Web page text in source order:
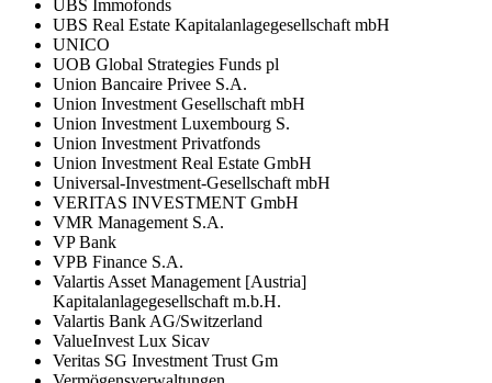
UBS Immofonds
UBS Real Estate Kapitalanlagegesellschaft mbH
UNICO
UOB Global Strategies Funds pl
Union Bancaire Privee S.A.
Union Investment Gesellschaft mbH
Union Investment Luxembourg S.
Union Investment Privatfonds
Union Investment Real Estate GmbH
Universal-Investment-Gesellschaft mbH
VERITAS INVESTMENT GmbH
VMR Management S.A.
VP Bank
VPB Finance S.A.
Valartis Asset Management [Austria]
Kapitalanlagegesellschaft m.b.H.
Valartis Bank AG/Switzerland
ValueInvest Lux Sicav
Veritas SG Investment Trust Gm